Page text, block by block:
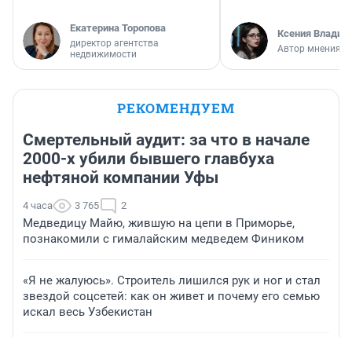
Екатерина Торопова
директор агентства
недвижимости
Ксения
Автор мнения
РЕКОМЕНДУЕМ
Смертельный аудит: за что в начале
2000-х убили бывшего главбуха
нефтяной компании Уфы
4 часа 3 765 2
Медведицу Майю, жившую на цепи в Приморье,
познакомили с гималайским медведем Фиником
«Я не жалуюсь». Строитель лишился рук и ног и стал
звездой соцсетей: как он живет и почему его семью
искал весь Узбекистан